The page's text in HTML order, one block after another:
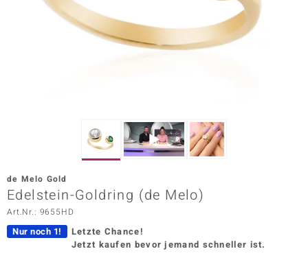
Vogue
de Melo Gold
Edelstein-Goldring (de Melo)
Art.Nr.: 9655HD
Nur noch 1!
Letzte Chance!
Jetzt kaufen bevor jemand schneller ist.